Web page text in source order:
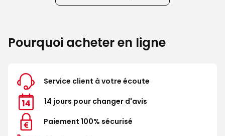
Pourquoi acheter en ligne
Service client à votre écoute
14 jours pour changer d'avis
Paiement 100% sécurisé